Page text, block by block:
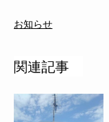
お知らせ
関連記事